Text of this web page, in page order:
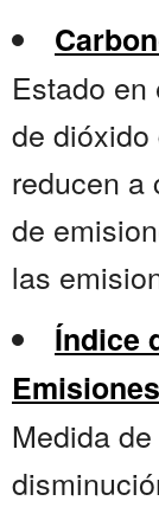
Estado
de dióxido
reducen a
de
las
Índice
Emisiones
Medida